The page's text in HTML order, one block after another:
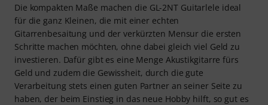
Die kompakten Maße machen die GL-2NT Guitarlele ideal
für die ganz Kleinen, die mit einer echten
Gitarrenbesaitung und der verkürzten Mensur die ersten
Schritte machen möchten, ohne dabei gleich viel Geld zu
investieren. Dafür gibt es eine Menge Akustikgitarre fürs
Geld und zudem die Gewissheit, durch die gute
Verarbeitung stets einen guten Partner an seiner Seite zu
haben, der beim Einstieg in das neue Hobby hilft, so gut es